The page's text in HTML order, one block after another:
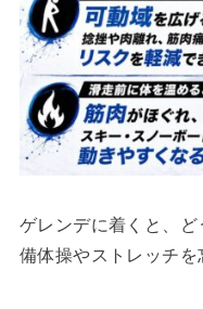
ゲレンデに着くと、
備体操やストレッチを